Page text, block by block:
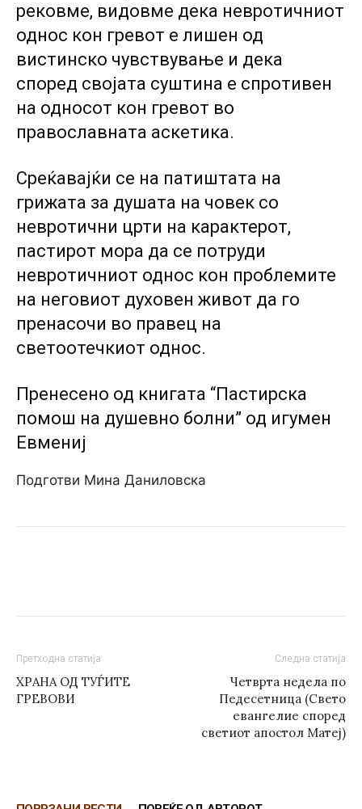
рековме, видовме дека невротичниот
однос кон гревот е лишен од
вистинско чувствување и дека
според својата суштина е спротивен
на односот кон гревот во
православната аскетика.
Среќавајќи се на патиштата на
грижата за душата на човек co
невротични црти на карактерот,
пастирот мора да се потруди
невротичниот однос кон проблемите
на неговиот духовен живот да го
пренасочи во правец на
светоотечкиот однос.
Пренесено од книгата “Пастирска
помош на душевно болни” од игумен
Евмениј
Подготви Мина Даниловска
Претходна статија
ХРАНА ОД ТУЃИТЕ
ГРЕВОВИ
Следна статија
Четврта недела по
Педесетница (Свето
евангелие според
светиот апостол Матеј)